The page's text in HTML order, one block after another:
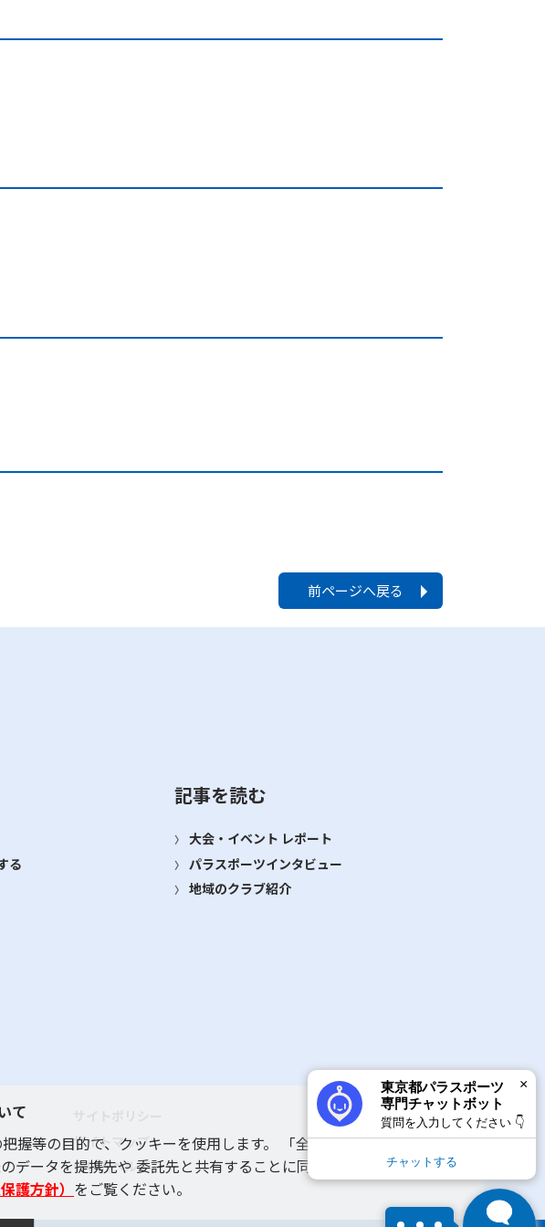
前ページへ戻る
る
記事を読む
大会・イベント レポート
パラスポーツインタビュー
地域のクラブ紹介
サイトマップ
使い方ヘルプ
て
握等の目的で、クッキーを使用します。 「全てのクッキーを許可す
データを提携先や 委託先と共有することに同意いただいたものとみ
護方針） をご覧ください。
東京都パラスポーツ
専門チャットボット
質問を入力してください 👇
チャットする
×
競技や施設、体験教室のことなど
1